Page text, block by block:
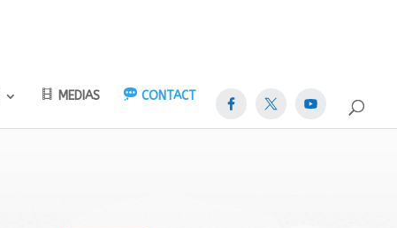
MEDIAS CONTACT